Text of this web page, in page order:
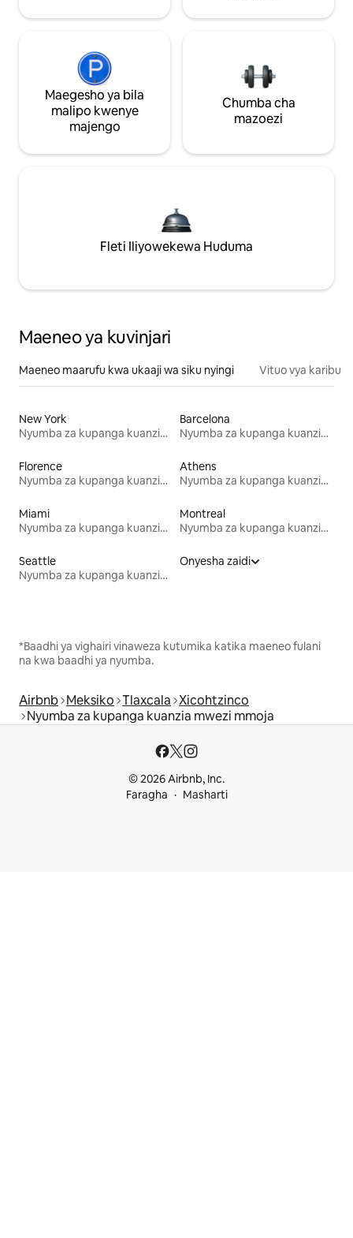
Maegesho ya bila
malipo kwenye
majengo
Chumba cha
mazoezi
Fleti Iliyowekewa Huduma
Maeneo ya kuvinjari
Maeneo maarufu kwa ukaaji wa siku nyingi Vituo vya karibu
New York
Nyumba za kupanga kuanzia mwezi mmoja
Barcelona
Nyumba za kupanga kuanzia mwezi mmoja
Florence
Nyumba za kupanga kuanzia mwezi mmoja
Athens
Nyumba za kupanga kuanzia mwezi mmoja
Miami
Nyumba za kupanga kuanzia mwezi mmoja
Montreal
Nyumba za kupanga kuanzia mwezi mmoja
Seattle
Nyumba za kupanga kuanzia mwezi mmoja
Onyesha zaidi
*Baadhi ya vighairi vinaweza kutumika katika maeneo fulani
na kwa baadhi ya nyumba.
Airbnb Meksiko Tlaxcala Xicohtzinco
Nyumba za kupanga kuanzia mwezi mmoja
© 2026 Airbnb, Inc.
Faragha
Masharti